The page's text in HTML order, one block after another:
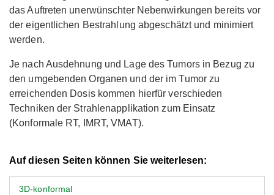
das Auftreten unerwünschter Nebenwirkungen bereits vor
der eigentlichen Bestrahlung abgeschätzt und minimiert
werden.
Je nach Ausdehnung und Lage des Tumors in Bezug zu
den umgebenden Organen und der im Tumor zu
erreichenden Dosis kommen hierfür verschieden
Techniken der Strahlenapplikation zum Einsatz
(Konformale RT, IMRT, VMAT).
Auf diesen Seiten können Sie weiterlesen:
3D-konformal